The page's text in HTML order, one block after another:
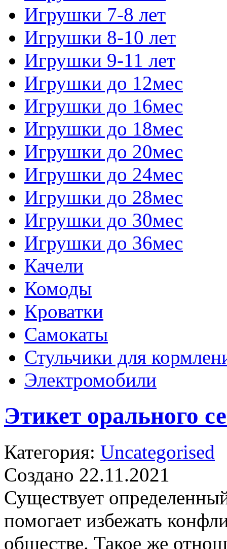
Игрушки 7-8 лет
Игрушки 8-10 лет
Игрушки 9-11 лет
Игрушки до 12мес
Игрушки до 16мес
Игрушки до 18мес
Игрушки до 20мес
Игрушки до 24мес
Игрушки до 28мес
Игрушки до 30мес
Игрушки до 36мес
Качели
Комоды
Кроватки
Самокаты
Стульчики для
Электромобили
Этикет орального
Категория: Uncategorised
Создано 22.11.2021
Существует
помогает избежать
обществе. Такое же